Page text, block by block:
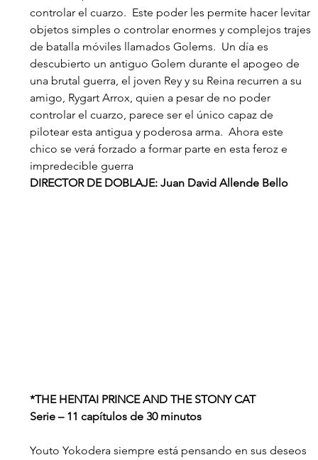
controlar el cuarzo.  Este poder les permite hacer levitar
objetos simples o controlar enormes y complejos trajes
de batalla móviles llamados Golems.  Un día es
descubierto un antiguo Golem durante el apogeo de
una brutal guerra, el joven Rey y su Reina recurren a su
amigo, Rygart Arrox, quien a pesar de no poder
controlar el cuarzo, parece ser el único capaz de
pilotear esta antigua y poderosa arma.  Ahora este
chico se verá forzado a formar parte en esta feroz e
impredecible guerra
DIRECTOR DE DOBLAJE: Juan David Allende Bello
*THE HENTAI PRINCE AND THE STONY CAT
Serie – 11 capítulos de 30 minutos
Youto Yokodera siempre está pensando en sus deseos